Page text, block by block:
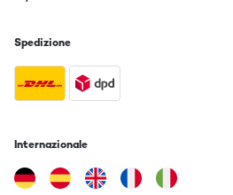
Spedizione
Internazionale